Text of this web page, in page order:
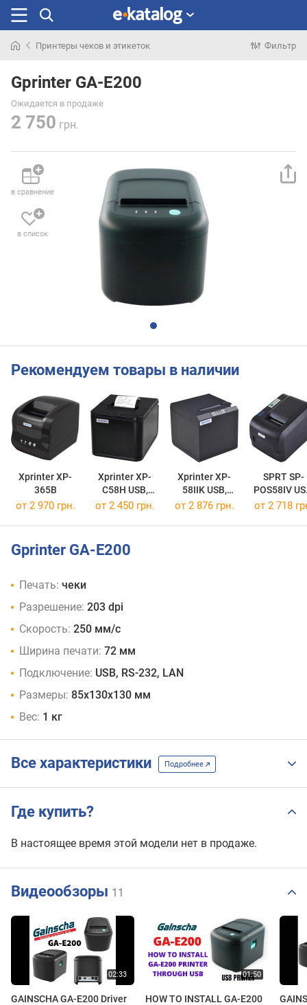
раньше
Принтеры чеков и этикеток Фильтр
Gprinter GA-E200
Ожидается в продаже
2 750 грн.
в сравнение
в список
Рекомендуем товары в наличии
Xprinter XP-
365B
Xprinter XP-
C58H USB,
Ethernet
Xprinter XP-
58IIK USB,
Bluetooth, Wi-
SPRT SP-
POS58IV
Bluetooth
от 2 970 грн. от 2 450 грн. от 2 876 грн. от 2 718
Gprinter GA-E200
Печать: чеки
Разрешение: 203 dpi
Скорость: 250 мм/с
Ширина печати: 72 мм
Подключение: USB, RS-232, LAN
Размеры: 85x130x130 мм
Вес: 1 кг
Все характеристики Подробнее
Где купить?
В настоящее время этой модели нет в продаже.
Видеообзоры 11
GAINSCHA GA-E200 Driver
HOW TO INSTALL GA-E200